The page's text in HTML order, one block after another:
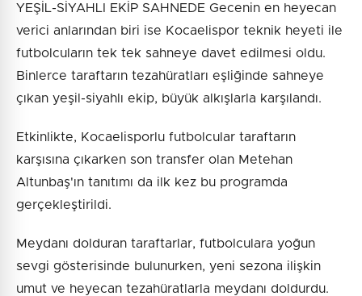
YEŞİL-SİYAHLI EKİP SAHNEDE Gecenin en heyecan
verici anlarından biri ise Kocaelispor teknik heyeti ile
futbolcuların tek tek sahneye davet edilmesi oldu.
Binlerce taraftarın tezahüratları eşliğinde sahneye
çıkan yeşil-siyahlı ekip, büyük alkışlarla karşılandı.
Etkinlikte, Kocaelisporlu futbolcular taraftarın
karşısına çıkarken son transfer olan Metehan
Altunbaş'ın tanıtımı da ilk kez bu programda
gerçekleştirildi.
Meydanı dolduran taraftarlar, futbolculara yoğun
sevgi gösterisinde bulunurken, yeni sezona ilişkin
umut ve heyecan tezahüratlarla meydanı doldurdu.